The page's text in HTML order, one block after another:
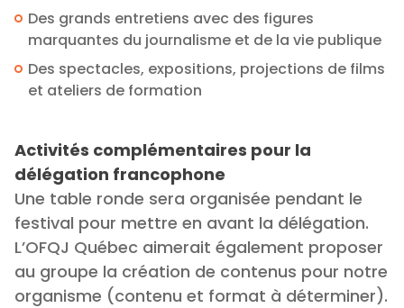
Des grands entretiens avec des figures
marquantes du journalisme et de la vie publique
Des spectacles, expositions, projections de films
et ateliers de formation
Activités complémentaires pour la
délégation francophone
Une table ronde sera organisée pendant le
festival pour mettre en avant la délégation.
L’OFQJ Québec aimerait également proposer
au groupe la création de contenus pour notre
organisme (contenu et format à déterminer).